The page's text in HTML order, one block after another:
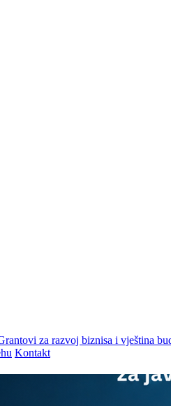
za razvoj biznisa i vještina
Kontakt